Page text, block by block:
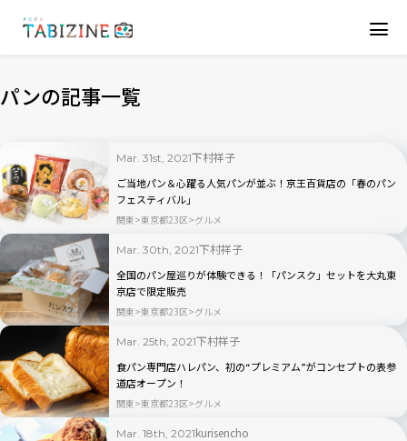
パンの記事一覧
Mar. 31st, 2021下村祥子
ご当地パン＆心躍る人気パンが並ぶ！京王百貨店の「春のパン
フェスティバル」
関東 東京都23区 グルメ
Mar. 30th, 2021下村祥子
全国のパン屋巡りが体験できる！「パンスク」セットを大丸東
京店で限定販売
関東 東京都23区 グルメ
Mar. 25th, 2021下村祥子
食パン専門店ハレパン、初の“プレミアム”がコンセプトの表参
道店オープン！
関東 東京都23区 グルメ
Mar. 18th, 2021kurisencho